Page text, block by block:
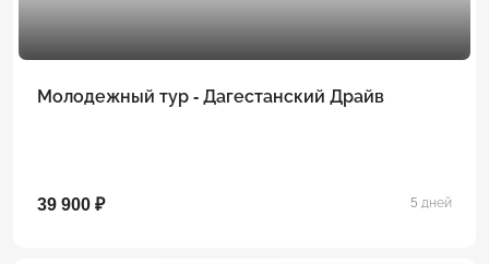
Молодежный тур - Дагестанский Драйв
39 900 ₽ 5 дней